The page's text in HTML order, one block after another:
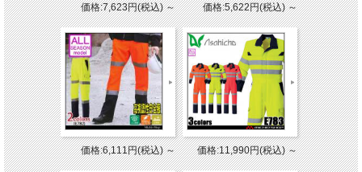
価格:7,623円(税込)～ 価格:5,622円(税込)～
価格:6,111円(税込)～ 価格:11,990円(税込)～